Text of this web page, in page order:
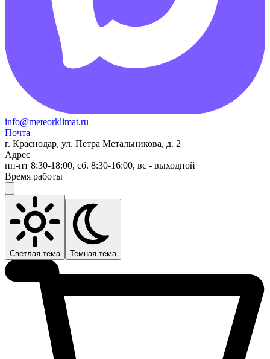
info@meteorklimat.ru
Почта
г. Краснодар, ул. Петра Метальникова, д. 2
Адрес
пн-пт 8:30-18:00, сб. 8:30-16:00, вс - выходной
Время работы
Светлая тема Темная тема